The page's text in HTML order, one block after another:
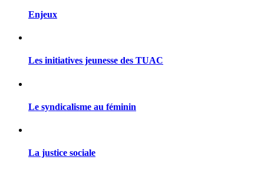
Enjeux
Les initiatives jeunesse des TUAC
Le syndicalisme au féminin
La justice sociale